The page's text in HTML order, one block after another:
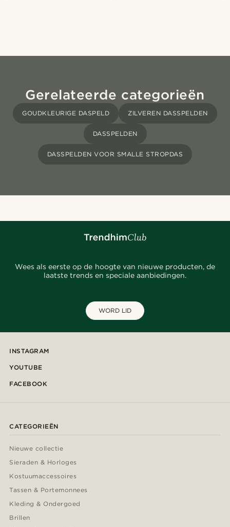
Gerelateerde categorieën
GOUDKLEURIGE DASPELD ZILVEREN DASSPELDEN
DASSPELDEN
DASSPELDEN VOOR SMALLE STROPDAS
Wees als eerste op de hoogte van nieuwe producten, de
laatste trends en speciale aanbiedingen.
WORD LID
INSTAGRAM
YOUTUBE
FACEBOOK
CATEGORIEËN
Nieuwe collectie
Sieraden & Horloges
Kostuumaccessoires
Tassen & Portemonnees
Kleding & Ondergoed
Brillen